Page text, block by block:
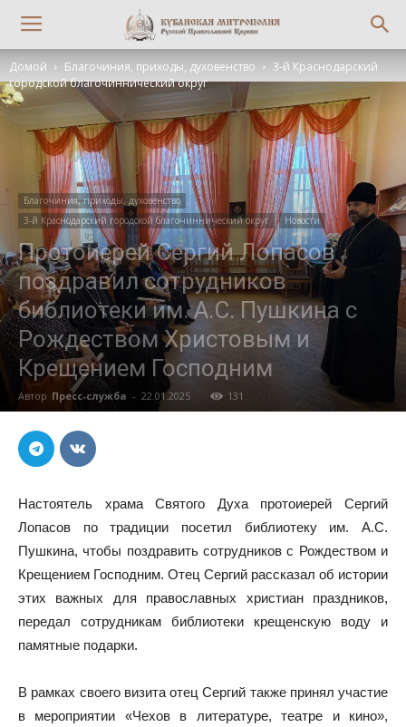
Домой Благочиния, приходы, духовенство
3-й Краснодарский
городской благочиннический округ
Благочиния, приходы, духовенство
3-й Краснодарский городской благочиннический округ
Новости
Протоиерей Сергий Лопасов
поздравил сотрудников
библиотеки им. А.С. Пушкина с
Рождеством Христовым и
Крещением Господним
Автор Пресс-служба - 22.01.2025 131
Настоятель храма Святого Духа протоиерей Сергий
Лопасов по традиции посетил библиотеку им. А.С.
Пушкина, чтобы поздравить сотрудников с Рождеством и
Крещением Господним. Отец Сергий рассказал об истории
этих важных для православных христиан праздников,
передал сотрудникам библиотеки крещенскую воду и
памятные подарки.
В рамках своего визита отец Сергий также принял участие
в мероприятии «Чехов в литературе, театре и кино»,